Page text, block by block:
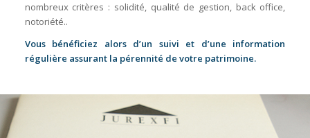
nombreux critères : solidité, qualité de gestion, back office,
notoriété..
Vous bénéficiez alors d’un suivi et d’une information
régulière assurant la pérennité de votre patrimoine.